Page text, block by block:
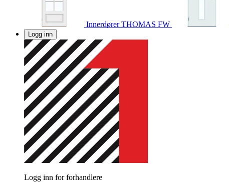
InnerdørerTHOMAS FW
Logg inn
Logg inn for forhandlere